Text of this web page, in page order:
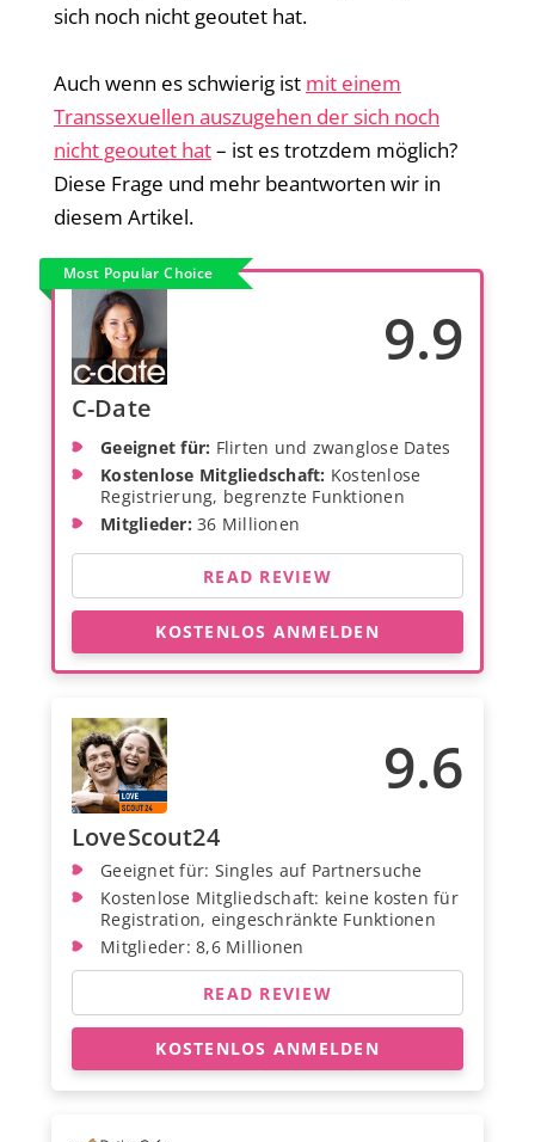
sich noch nicht geoutet hat.
Auch wenn es schwierig ist mit einem
Transsexuellen auszugehen der sich noch
nicht geoutet hat– ist es trotzdem möglich?
Diese Frage und mehr beantworten wir in
diesem Artikel.
Most Popular Choice
9.9
C-Date
Geeignet für: Flirten und zwanglose Dates
Kostenlose Mitgliedschaft: Kostenlose
Registrierung, begrenzte Funktionen
Mitglieder: 36 Millionen
READ REVIEW
KOSTENLOS ANMELDEN
9.6
LoveScout24
Geeignet für: Singles auf Partnersuche
Kostenlose Mitgliedschaft: keine kosten für
Registration, eingeschränkte Funktionen
Mitglieder: 8,6 Millionen
READ REVIEW
KOSTENLOS ANMELDEN